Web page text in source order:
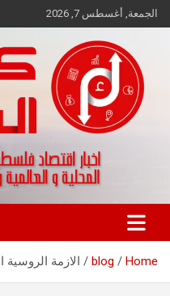
Skip
to
الجمعة, أغسطس 7, 2026
كواليس المال
اخبار اقتصاد فلسطين و العالم
Home
blog الازمة الروسية